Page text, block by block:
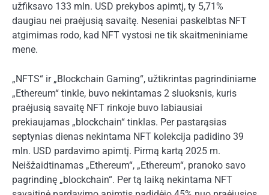
užfiksavo 133 mln. USD prekybos apimtį, ty 5,71%
daugiau nei praėjusią savaitę. Neseniai paskelbtas NFT
atgimimas rodo, kad NFT vystosi ne tik skaitmeniniame
mene.
„NFTS“ ir „Blockchain Gaming“, užtikrintas pagrindiniame
„Ethereum“ tinkle, buvo nekintamas 2 sluoksnis, kuris
praėjusią savaitę NFT rinkoje buvo labiausiai
prekiaujamas „blockchain“ tinklas. Per pastarąsias
septynias dienas nekintama NFT kolekcija padidino 39
mln. USD pardavimo apimtį. Pirmą kartą 2025 m.
Neišžaidtinamas „Ethereum“, „Ethereum“, pranoko savo
pagrindinę „blockchain“. Per tą laiką nekintama NFT